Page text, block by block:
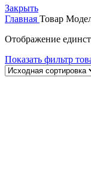
Закрыть
Главная Товар
Отображение
Показать фильтр